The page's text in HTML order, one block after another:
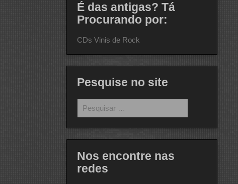
É das antigas? Tá
Procurando por:
CDs Vinis de Rock
Pesquise no site
por:
Nos encontre nas
redes